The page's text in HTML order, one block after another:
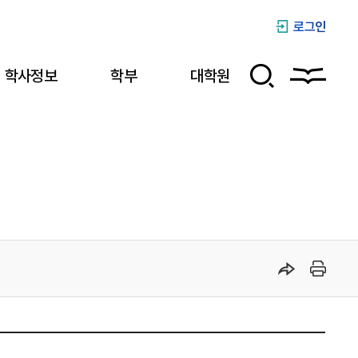
로그인
학사정보 학부 대학원